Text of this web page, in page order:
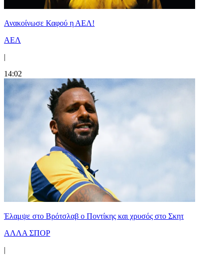
Ανακοίνωσε Καφού η ΑΕΛ!
ΑΕΛ
|
14:02
Έλαμψε στο Βρότσλαβ ο Ποντίκης και χρυσός στο Σκητ
ΑΛΛΑ ΣΠΟΡ
|